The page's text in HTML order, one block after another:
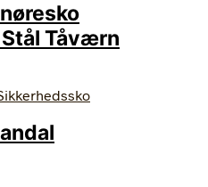
Tåværn